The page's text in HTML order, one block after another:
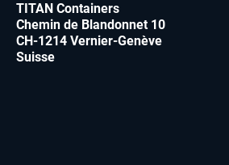
TITAN Containers
Chemin de Blandonnet 10
CH-1214 Vernier-Genève
Suisse